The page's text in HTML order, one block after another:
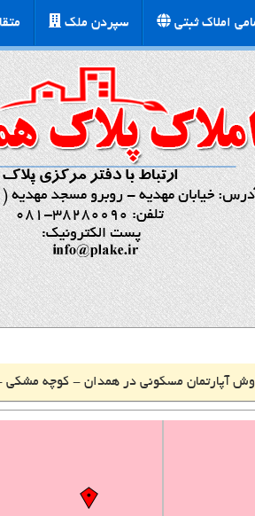
املاک ثبتی سپردن ملک
آپارتمان مسکونی در همدان - کوچه مشکی -